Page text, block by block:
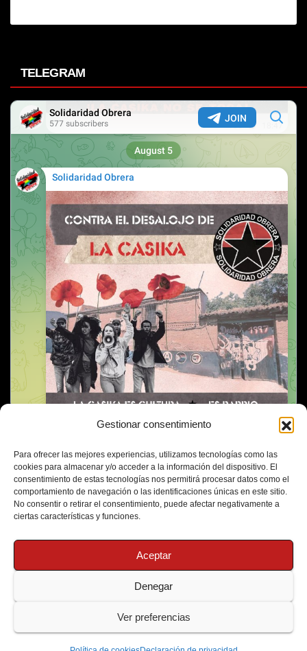
Gestionar consentimiento
Para ofrecer las mejores experiencias, utilizamos tecnologías como las
cookies para almacenar y/o acceder a la información del dispositivo. El
consentimiento de estas tecnologías nos permitirá procesar datos como el
comportamiento de navegación o las identificaciones únicas en este sitio.
No consentir o retirar el consentimiento, puede afectar negativamente a
ciertas características y funciones.
Aceptar
Denegar
Ver preferencias
TELEGRAM